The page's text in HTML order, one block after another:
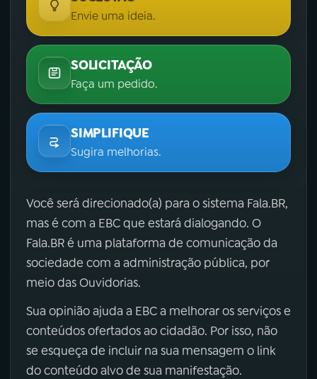
Envie uma ideia.
SOLICITAÇÃO
Faça um pedido.
SIMPLIFIQUE
Sugira melhorias.
Você será direcionado(a) para o sistema Fala.BR,
mas é com a EBC que estará dialogando. O
Fala.BR é uma plataforma de comunicação da
sociedade com a administração pública, por
meio das Ouvidorias.
Sua opinião ajuda a EBC a melhorar os serviços e
conteúdos ofertados ao cidadão. Por isso, não
se esqueça de incluir na sua mensagem o link
do conteúdo alvo de sua manifestação.